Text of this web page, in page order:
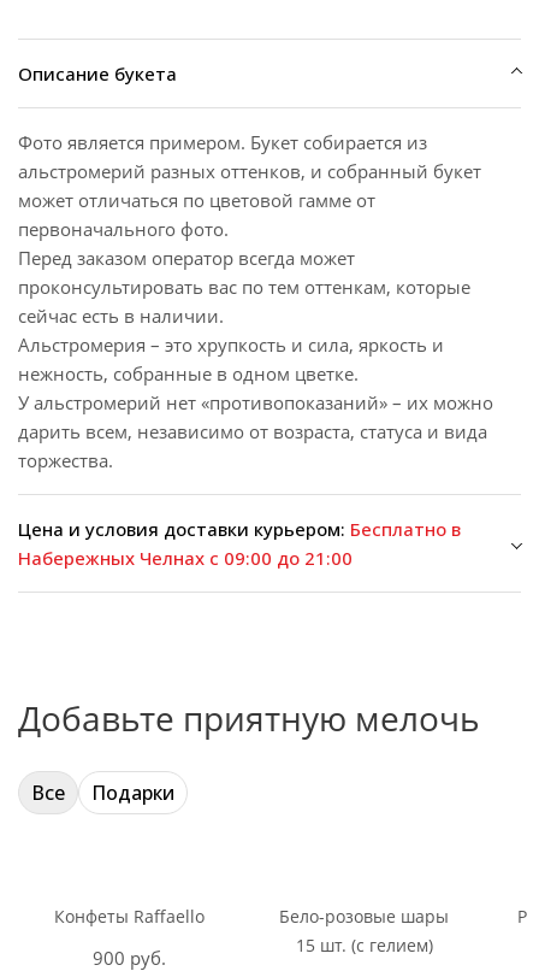
Описание букета
Фото является примером. Букет собирается из
альстромерий разных оттенков, и собранный букет
может отличаться по цветовой гамме от
первоначального фото.
Перед заказом оператор всегда может
проконсультировать вас по тем оттенкам, которые
сейчас есть в наличии.
Альстромерия – это хрупкость и сила, яркость и
нежность, собранные в одном цветке.
У альстромерий нет «противопоказаний» – их можно
дарить всем, независимо от возраста, статуса и вида
торжества.
Цена и условия доставки курьером: Бесплатно в
Набережных Челнах с 09:00 до 21:00
Добавьте приятную мелочь
Все Подарки
Конфеты Raffaello
900 руб.
Бело-розовые шары
15 шт. (с гелием)